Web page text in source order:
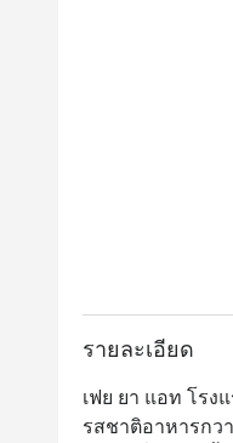
รายละเอียด
เฟย ยา แอท โร
รสชาติอาหารกว